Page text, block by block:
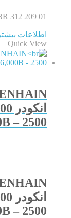
312 209 01
اطلاعات بیشتر
Quick View
انکودر 2500 پالسی TTL مدل
– 2500
انکودر 2500 پالسی TTL مدل
– 2500